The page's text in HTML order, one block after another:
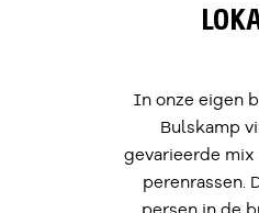
In onze eigen
Bulskamp
gevarieerde
perenrassen.
persen in de